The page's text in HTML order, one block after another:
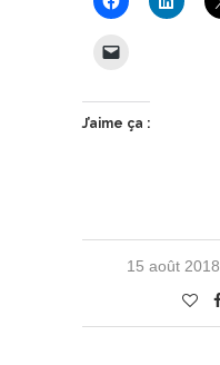
J’aime ça :
15 août 2018